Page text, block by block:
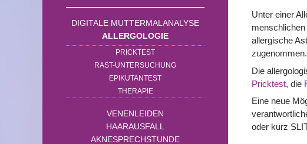
DIGITALE MUTTERMALANALYSE
ALLERGOLOGIE
PRICKTEST
RAST-UNTERSUCHUNG
EPIKUTANTEST
THERAPIE
VENENLEIDEN
HAARAUSFALL
AKNESPRECHSTUNDE
Unter einer
allergische
Die
Pricktest, die
Eine neue
oder kurz